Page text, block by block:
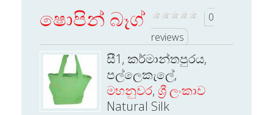
ෂොපින් බෑග්
0
reviews
සී1, කර්මාන්තපුරය,
පල්ලෙකැලේ,
මහනුවර, ශ්‍රී ලංකාව
Natural Silk